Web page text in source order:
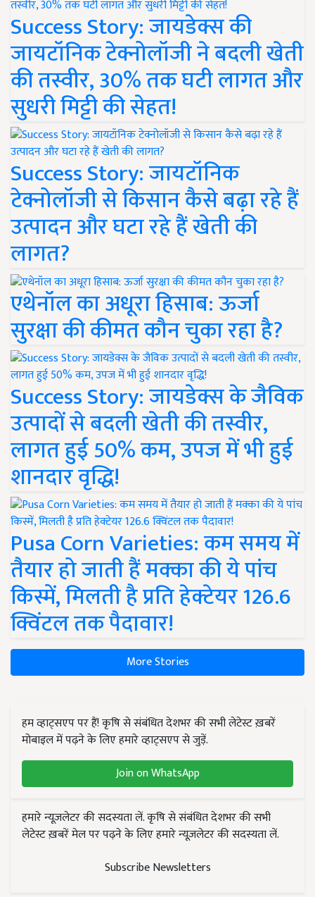
Success Story: जायडेक्स की
जायटॉनिक टेक्नोलॉजी ने बदली खेती
की तस्वीर, 30% तक घटी लागत और
सुधरी मिट्टी की सेहत!
Success Story: जायटॉनिक
टेक्नोलॉजी से किसान कैसे बढ़ा रहे हैं
उत्पादन और घटा रहे हैं खेती की
लागत?
एथेनॉल का अधूरा हिसाब: ऊर्जा
सुरक्षा की कीमत कौन चुका रहा है?
Success Story: जायडेक्स के जैविक
उत्पादों से बदली खेती की तस्वीर,
लागत हुई 50% कम, उपज में भी हुई
शानदार वृद्धि!
Pusa Corn Varieties: कम समय में
तैयार हो जाती हैं मक्का की ये पांच
किस्में, मिलती है प्रति हेक्टेयर 126.6
क्विंटल तक पैदावार!
More Stories
हम व्हाट्सएप पर हैं! कृषि से संबंधित देशभर की सभी लेटेस्ट ख़बरें
मोबाइल में पढ़ने के लिए हमारे व्हाट्सएप से जुड़ें.
Join on WhatsApp
हमारे न्यूज़लेटर की सदस्यता लें. कृषि से संबंधित देशभर की सभी
लेटेस्ट ख़बरें मेल पर पढ़ने के लिए हमारे न्यूज़लेटर की सदस्यता लें.
Subscribe Newsletters